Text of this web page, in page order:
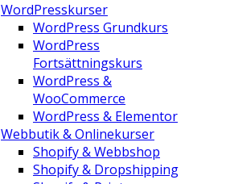
WordPresskurser
WordPress Grundkurs
WordPress
Fortsättningskurs
WordPress &
WooCommerce
WordPress & Elementor
Webbutik & Onlinekurser
Shopify & Webbshop
Shopify & Dropshipping